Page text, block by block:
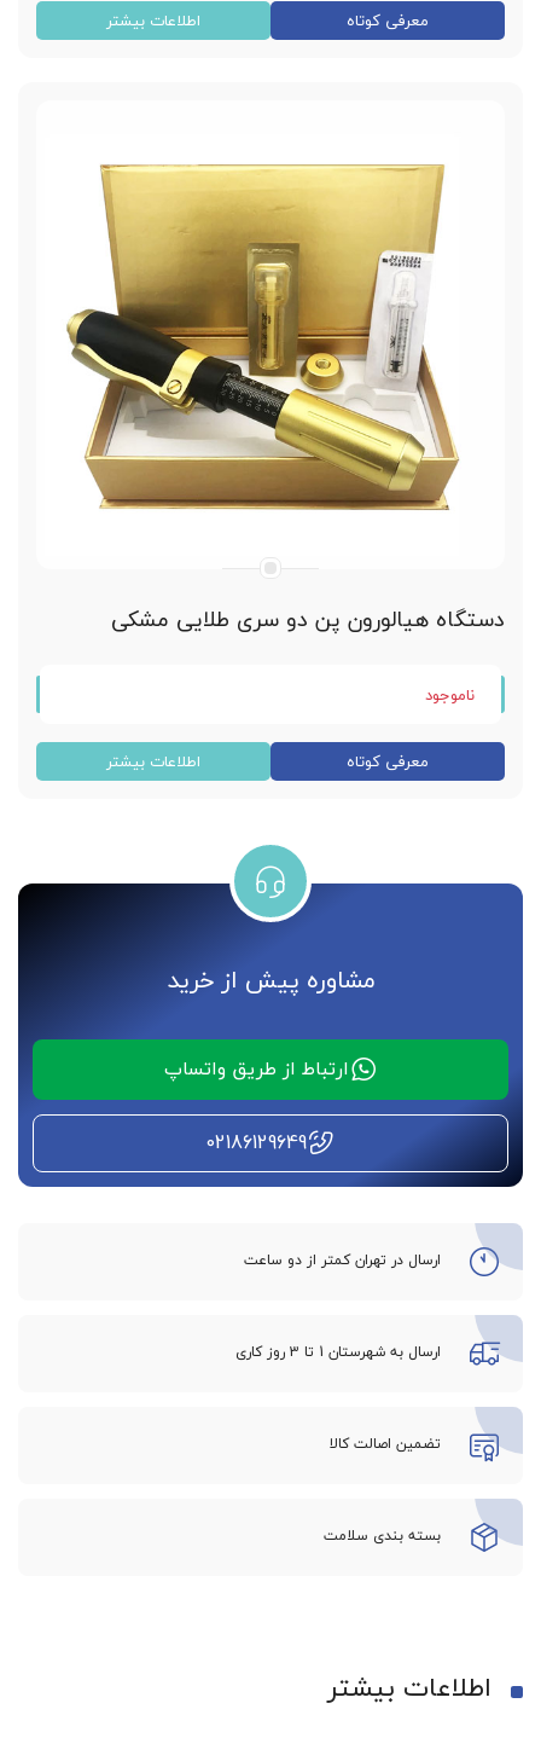
دستگاه هیالورون پن نک کارتریج
تزریق فیلر و ژل هیالورونیک اسید
قابلیت تنظیم حجم تزریقی
قابلیت شستشو دارد
دارای دسته تنظیم فشار تزریق
بدون هیچ گونه عوارض پوستی
غیر تهاجمی و بسیار ایمن
معرفی کوتاه اطلاعات بیشتر
دستگاه هیالورون پن دو سری طلایی مشکی
دستگاه هیالورون پن دو کارتریج
تزریق فیلر و ژل هیالورونیک اسید
دارای دسته تنظیم فشار تزریق
بدون هیچ گونه عوارض پوستی
غیر تهاجمی و بسیار ایمن
ناموجود
معرفی کوتاه اطلاعات بیشتر
مشاوره پیش از خرید
ارتباط از طریق واتساپ
02186129649
ارسال در تهران کمتر از دو ساعت
ارسال به شهرستان 1 تا 3 روز کاری
تضمین اصالت کالا
بسته بندی سلامت
اطلاعات بیشتر